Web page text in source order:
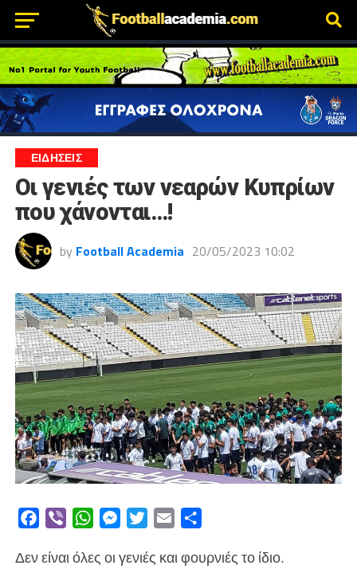
ΕΙΔΗΣΕΙΣ
Οι γενιές των νεαρών Κυπρίων
που χάνονται…!
by Football Academia 20/05/2023 10:02
Facebook
Viber WhatsAppMessengerTwitterEmail
Δεν είναι όλες οι γενιές και φουρνιές το ίδιο.